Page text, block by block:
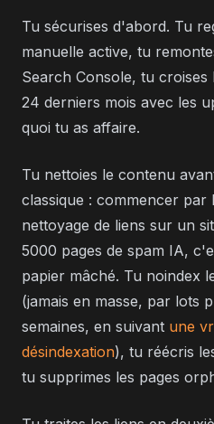
Tu sécurises d'abord. Tu
manuelle active, tu
Search Console, tu croises
24 derniers mois avec les
quoi tu as affaire.
Tu nettoies le contenu
classique : commencer par
nettoyage de liens sur un
5000 pages de spam IA,
papier mâché. Tu noindex
(jamais en masse, par lots
semaines, en suivant une
désindexation), tu réécris
tu supprimes les pages